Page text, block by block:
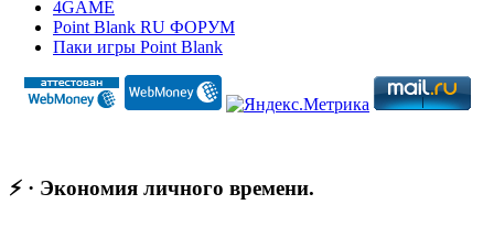
4GAME
Point Blank RU ФОРУМ
Паки игры Point Blank
⚡ · Экономия личного времени.